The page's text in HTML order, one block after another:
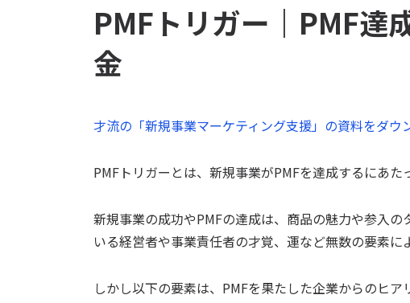
PMFトリガー｜PMF達
金
才流の「新規事業マーケティング支援」の資料をダウ
PMFトリガーとは、新規事業がPMFを達成するにあた
新規事業の成功やPMFの達成は、商品の魅力や参入
いる経営者や事業責任者の才覚、運など無数の要素に
しかし以下の要素は、PMFを果たした企業からのヒ